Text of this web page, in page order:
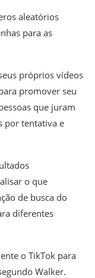
aleatórios
para as
próprios vídeos
promover seu
que juram
por tentativa e
o que
de busca do
diferentes
o TikTok para
Walker.